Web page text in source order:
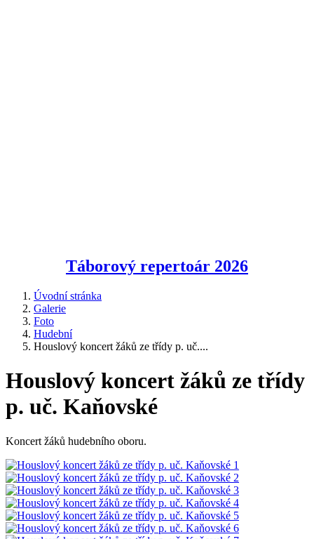
Táborový repertoár 2026
Úvodní stránka
Galerie
Foto
Hudební
Houslový koncert žáků ze třídy p. uč....
Houslový koncert žáků ze třídy
p. uč. Kaňovské
Koncert žáků hudebního oboru.